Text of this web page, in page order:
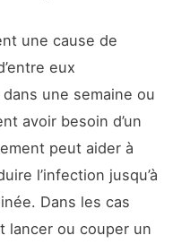
une cause de
eux
une semaine ou
avoir besoin d’un
peut aider à
l’infection jusqu’à
Dans les cas
lancer ou couper un